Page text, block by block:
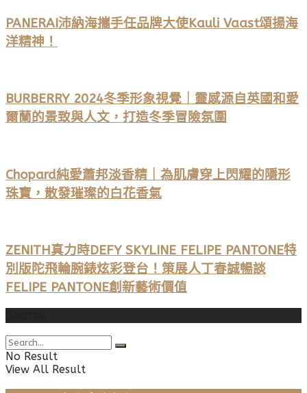
PANERAI沛納海攜手任品牌大使Kauli Vaast頌揚海
洋精神！
BURBERRY 2024冬季形象視覺｜靈感源自英國和愛
爾蘭的景致與人文，打造冬季冒險氛圍
Chopard純愛蕭邦淡香精｜為肌膚穿上閃耀的隱形
珠寶，散發璀璨的白花香氣
ZENITH真力時DEFY SKYLINE FELIPE PANTONE特
別版陀飛輪腕錶炫彩登台！策展人丁春誠暢談
FELIPE PANTONE創新藝術價值
No Result
View All Result